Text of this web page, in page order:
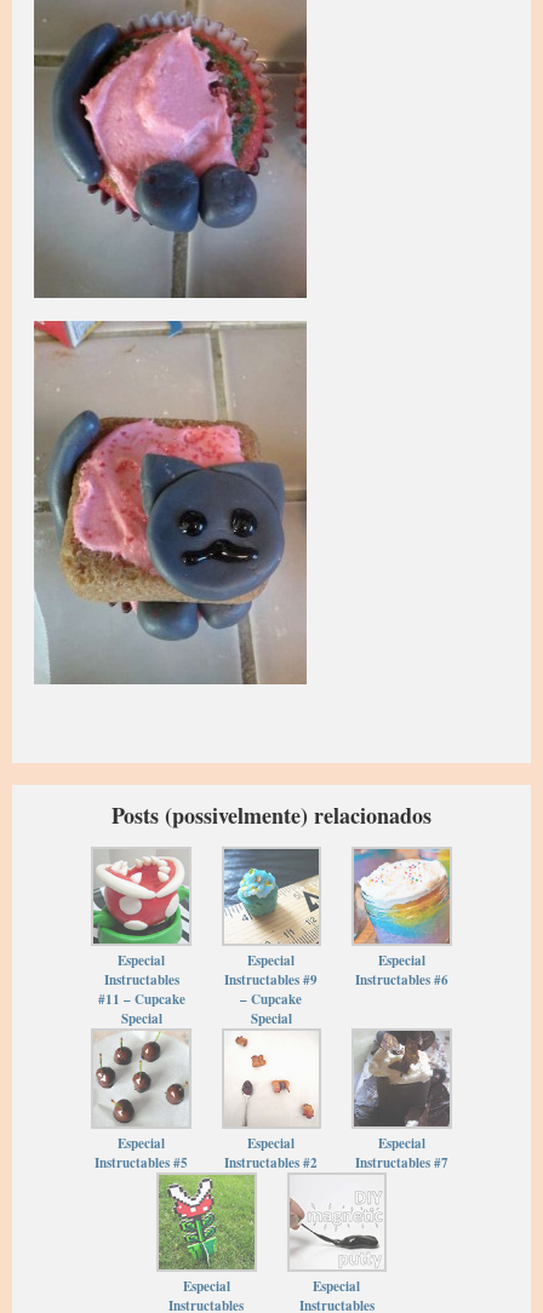
Posts (possivelmente) relacionados
Especial
Instructables
#11 – Cupcake
Special
Especial
Instructables #9
– Cupcake
Special
Especial
Instructables #6
Especial
Instructables #5
Especial
Instructables #2
Especial
Instructables #7
Especial
Instructables
Especial
Instructables